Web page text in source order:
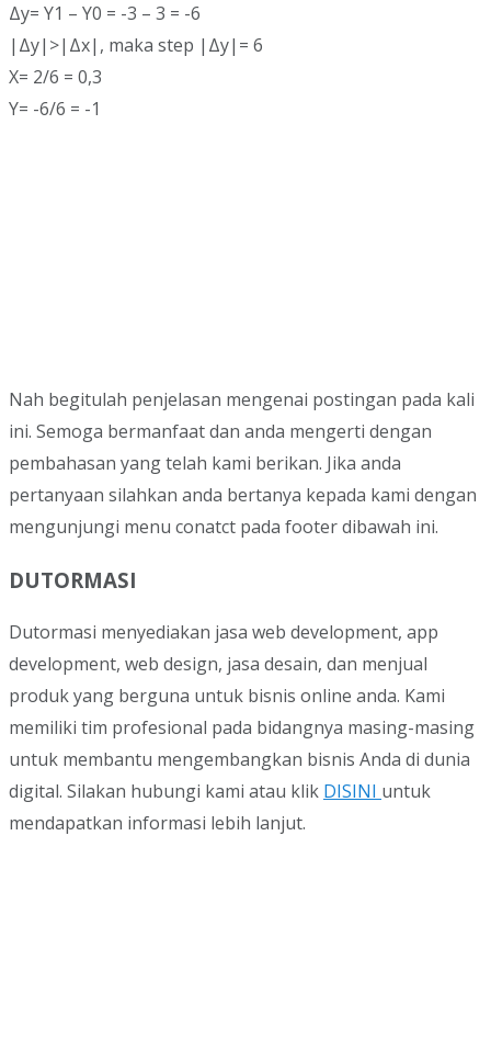
Δy= Y1 – Y0 = -3 – 3 = -6
|Δy|>|Δx|, maka step |Δy|= 6
X= 2/6 = 0,3
Y= -6/6 = -1
Nah begitulah penjelasan mengenai postingan pada kali
ini. Semoga bermanfaat dan anda mengerti dengan
pembahasan yang telah kami berikan. Jika anda
pertanyaan silahkan anda bertanya kepada kami dengan
mengunjungi menu conatct pada footer dibawah ini.
DUTORMASI
Dutormasi menyediakan jasa web development, app
development, web design, jasa desain, dan menjual
produk yang berguna untuk bisnis online anda. Kami
memiliki tim profesional pada bidangnya masing-masing
untuk membantu mengembangkan bisnis Anda di dunia
digital. Silakan hubungi kami atau klik DISINI untuk
mendapatkan informasi lebih lanjut.